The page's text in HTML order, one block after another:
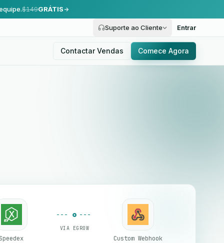
$149GRÁTIS
Suporte ao Cliente Entrar
Contactar Vendas Comece Agora
Speedex
VIA EGROW
Custom Webhook